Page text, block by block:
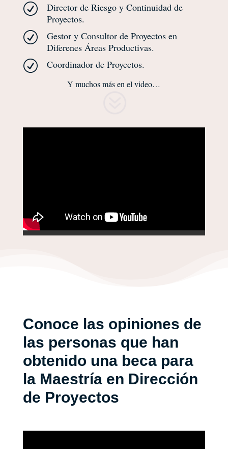
R
Director de Riesgo y Continuidad de
Proyectos.
R
Gestor y Consultor de Proyectos en
Diferenes Áreas Productivas.
R Coordinador de Proyectos.
Y muchos más en el video…
Conoce las opiniones de
las personas que han
obtenido una beca para
la Maestría en Dirección
de Proyectos